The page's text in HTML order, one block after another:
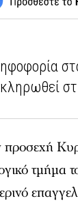
τμήμα